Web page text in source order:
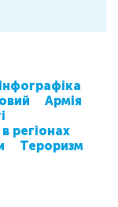
Інфографіка
Армія
регіонах
Тероризм